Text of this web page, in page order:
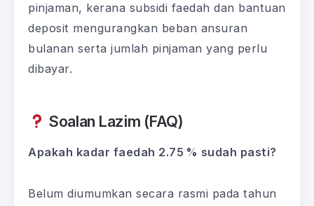
pinjaman, kerana subsidi faedah dan bantuan
deposit mengurangkan beban ansuran
bulanan serta jumlah pinjaman yang perlu
dibayar.
Soalan Lazim (FAQ)
Apakah kadar faedah 2.75 % sudah pasti?
Belum diumumkan secara rasmi pada tahun